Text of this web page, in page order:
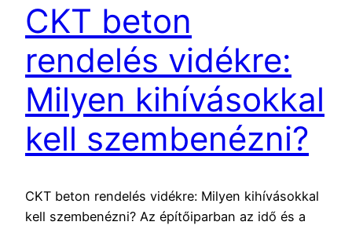
CKT beton
rendelés vidékre:
Milyen kihívásokkal
kell szembenézni?
CKT beton rendelés vidékre: Milyen kihívásokkal
kell szembenézni? Az építőiparban az idő és a